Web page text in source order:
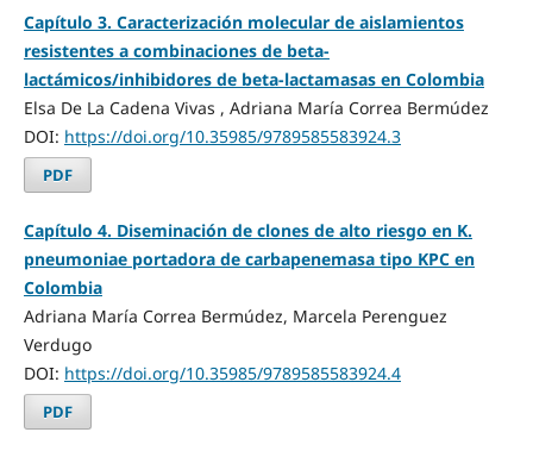
Capítulo 3. Caracterización molecular de aislamientos
resistentes a combinaciones de beta-
lactámicos/inhibidores de beta-lactamasas en Colombia
Elsa De La Cadena Vivas , Adriana María Correa Bermúdez
DOI: https://doi.org/10.35985/9789585583924.3
PDF
Capítulo 4. Diseminación de clones de alto riesgo en K.
pneumoniae portadora de carbapenemasa tipo KPC en
Colombia
Adriana María Correa Bermúdez, Marcela Perenguez
Verdugo
DOI: https://doi.org/10.35985/9789585583924.4
PDF